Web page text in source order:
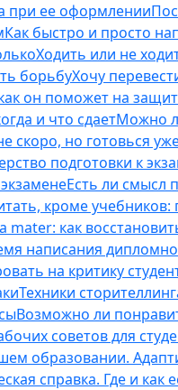
при ее оформлении
Как быстро и просто
Ходить или не
борьбуХочу
он поможет на
и что сдаетМожно
скоро, но готовься
подготовки к
Есть ли смысл
кроме учебников:
как
написания
на критику
Техники
Возможно ли
советов для
образовании.
справка. Где и как